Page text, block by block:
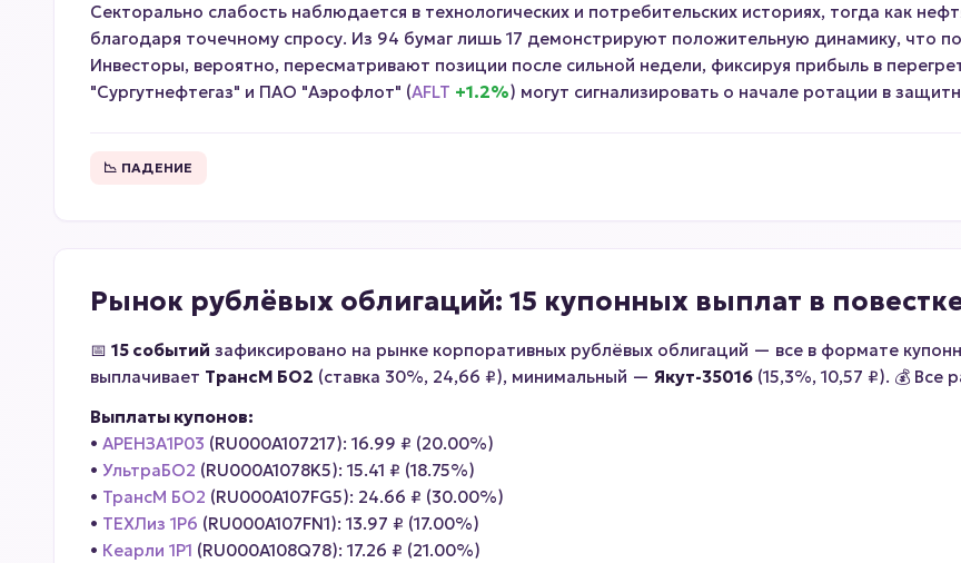
Секторально слабость наблюдается в технологических и потребительских историях, тогда как
благодаря точечному спросу. Из 94 бумаг лишь 17 демонстрируют положительную динамику, что
Инвесторы, вероятно, пересматривают позиции после сильной недели, фиксируя прибыль в
"Сургутнефтегаз" и ПАО "Аэрофлот" (AFLT +1.2%) могут сигнализировать о начале ротации в
📉 ПАДЕНИЕ
Рынок рублёвых облигаций: 15 купонных выплат в
📅 15 событий зафиксировано на рынке корпоративных рублёвых облигаций — все в формате
выплачивает ТрансМ БО2 (ставка 30%, 24,66 ₽), минимальный — Якут-35016 (15,3%, 10,57 ₽). 💰 Все
Выплаты купонов:
• АРЕНЗА1Р03 (RU000A107217): 16.99 ₽ (20.00%)
• УльтраБО2 (RU000A1078K5): 15.41 ₽ (18.75%)
• ТрансМ БО2 (RU000A107FG5): 24.66 ₽ (30.00%)
• ТЕХЛиз 1P6 (RU000A107FN1): 13.97 ₽ (17.00%)
• Кеарли 1Р1 (RU000A108Q78): 17.26 ₽ (21.00%)